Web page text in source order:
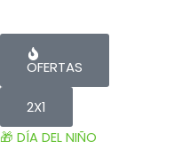
OFERTAS
2X1
🎁 DÍA DEL NIÑO